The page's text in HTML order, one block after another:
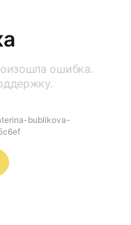
ошибка.
bublikova-